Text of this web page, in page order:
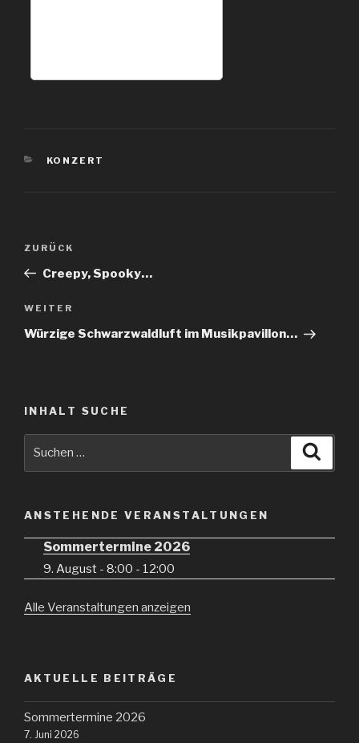
KATEGORIEN
KONZERT
Beitragsnavigation
Vorheriger
Beitrag
ZURÜCK
Creepy, Spooky…
Nächster
Beitrag
WEITER
Würzige Schwarzwaldluft im Musikpavillon…
INHALT SUCHE
ANSTEHENDE VERANSTALTUNGEN
Sommertermine 2026
9. August - 8:00 - 12:00
Alle Veranstaltungen anzeigen
AKTUELLE BEITRÄGE
Sommertermine 2026
7. Juni 2026